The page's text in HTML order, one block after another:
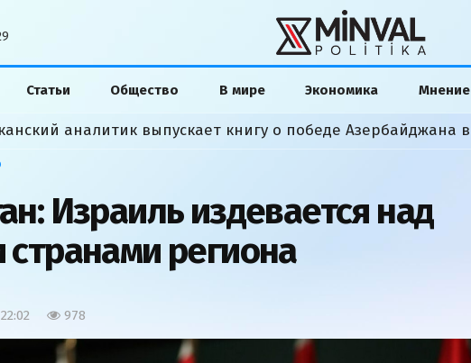
Статьи Общество В мире Экономика Мнение
Израиль издевается над
странами региона
978